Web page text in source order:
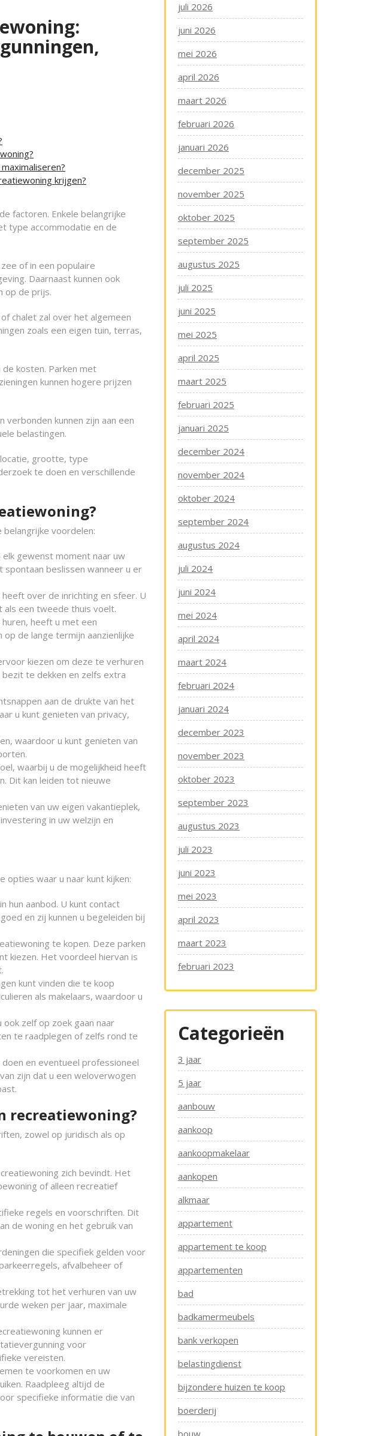
krijgen?
factoren. Enkele belangrijke
type accommodatie en de
of in een populaire
Daarnaast kunnen ook
op de prijs.
chalet zal over het algemeen
zoals een eigen tuin, terras,
kosten. Parken met
kunnen hogere prijzen
kunnen zijn aan een
belastingen.
grootte, type
te doen en verschillende
voordelen:
gewenst moment naar uw
spontaan beslissen wanneer u er
over de inrichting en sfeer. U
als een tweede thuis voelt.
heeft u met een
de lange termijn aanzienlijke
kiezen om deze te verhuren
te dekken en zelfs extra
aan de drukte van het
u kunt genieten van privacy,
waardoor u kunt genieten van
waarbij u de mogelijkheid heeft
Dit kan leiden tot nieuwe
van uw eigen vakantieplek,
in uw welzijn en
opties waar u naar kunt kijken:
hun aanbod. U kunt contact
en zij kunnen u begeleiden bij
te kopen. Deze parken
kiezen. Het voordeel hiervan is
kunt vinden die te koop
als makelaars, waardoor u
zelf op zoek gaan naar
te raadplegen of zelfs rond te
en eventueel professioneel
zijn dat u een weloverwogen
recreatiewoning?
zowel op juridisch als op
zich bevindt. Het
of alleen recreatief
regels en voorschriften. Dit
de woning en het gebruik van
die specifiek gelden voor
afvalbeheer of
tot het verhuren van uw
weken per jaar, maximale
kunnen er
voor
vereisten.
te voorkomen en uw
Raadpleeg altijd de
specifieke informatie die van
juli 2026
juni 2026
mei 2026
april 2026
maart 2026
februari 2026
januari 2026
december 2025
november 2025
oktober 2025
september 2025
augustus 2025
juli 2025
juni 2025
mei 2025
april 2025
maart 2025
februari 2025
januari 2025
december 2024
november 2024
oktober 2024
september 2024
augustus 2024
juli 2024
juni 2024
mei 2024
april 2024
maart 2024
februari 2024
januari 2024
december 2023
november 2023
oktober 2023
september 2023
augustus 2023
juli 2023
juni 2023
mei 2023
april 2023
maart 2023
februari 2023
Categorieën
3 jaar
5 jaar
aanbouw
aankoop
aankoopmakelaar
aankopen
alkmaar
appartement
appartement te koop
appartementen
bad
badkamermeubels
bank verkopen
belastingdienst
bijzondere huizen te koop
boerderij
bouw